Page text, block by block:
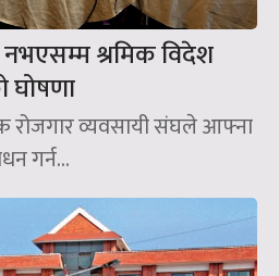
श्रमिक विदेश
घोषणा
रोजगार व्यवसायी संघले आफ्ना
गर्न...